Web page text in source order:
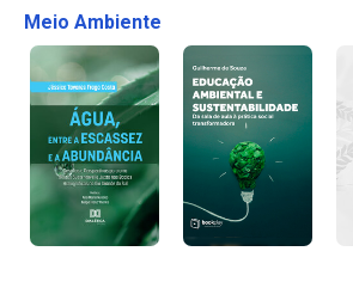
Meio Ambiente